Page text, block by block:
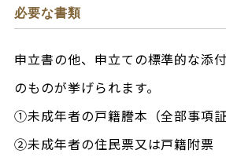
必要な書類
申立書の他、申立ての標準的な添
のものが挙げられます。
①未成年者の戸籍謄本（全部事項証
②未成年者の住民票又は戸籍附票